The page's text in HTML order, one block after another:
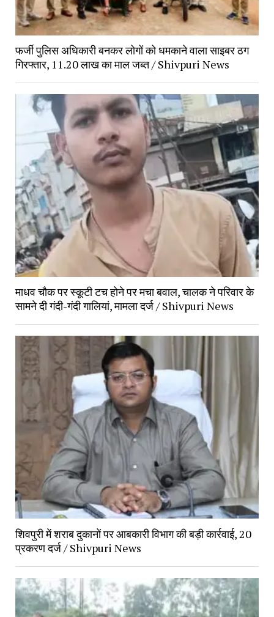
फर्जी पुलिस अधिकारी बनकर लोगों को धमकाने वाला साइबर ठग
गिरफ्तार, 11.20 लाख का माल जब्त / Shivpuri News
माधव चौक पर स्कूटी टच होने पर मचा बवाल, चालक ने परिवार के
सामने दी गंदी-गंदी गालियां, मामला दर्ज / Shivpuri News
शिवपुरी में शराब दुकानों पर आबकारी विभाग की बड़ी कार्रवाई, 20
प्रकरण दर्ज / Shivpuri News